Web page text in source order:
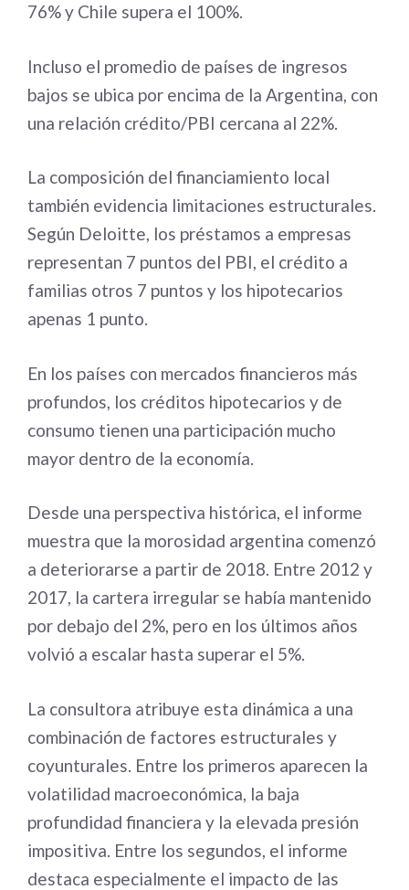
76% y Chile supera el 100%.
Incluso el promedio de países de ingresos
bajos se ubica por encima de la Argentina, con
una relación crédito/PBI cercana al 22%.
La composición del financiamiento local
también evidencia limitaciones estructurales.
Según Deloitte, los préstamos a empresas
representan 7 puntos del PBI, el crédito a
familias otros 7 puntos y los hipotecarios
apenas 1 punto.
En los países con mercados financieros más
profundos, los créditos hipotecarios y de
consumo tienen una participación mucho
mayor dentro de la economía.
Desde una perspectiva histórica, el informe
muestra que la morosidad argentina comenzó
a deteriorarse a partir de 2018. Entre 2012 y
2017, la cartera irregular se había mantenido
por debajo del 2%, pero en los últimos años
volvió a escalar hasta superar el 5%.
La consultora atribuye esta dinámica a una
combinación de factores estructurales y
coyunturales. Entre los primeros aparecen la
volatilidad macroeconómica, la baja
profundidad financiera y la elevada presión
impositiva. Entre los segundos, el informe
destaca especialmente el impacto de las